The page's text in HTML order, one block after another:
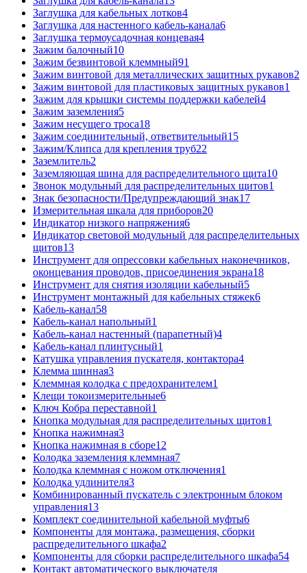
Заглушка для кабельных лотков4
Заглушка для настенного кабель-канала6
Заглушка термоусадочная концевая4
Зажим балочный10
Зажим безвинтовой клеммный91
Зажим винтовой для металлических защитных рукавов2
Зажим винтовой для пластиковых защитных рукавов1
Зажим для крышки системы поддержки кабелей4
Зажим заземления5
Зажим несущего троса18
Зажим соединительный, ответвительный15
Зажим/Клипса для крепления труб22
Заземлитель2
Заземляющая шина для распределительного щита10
Звонок модульный для распределительных щитов1
Знак безопасности/Предупреждающий знак17
Измерительная шкала для приборов20
Индикатор низкого напряжения6
Индикатор световой модульный для распределительных
щитов13
Инструмент для опрессовки кабельных наконечников,
оконцевания проводов, присоединения экрана18
Инструмент для снятия изоляции кабельный5
Инструмент монтажный для кабельных стяжек6
Кабель-канал58
Кабель-канал напольный1
Кабель-канал настенный (парапетный)4
Кабель-канал плинтусный1
Катушка управления пускателя, контактора4
Клемма шинная3
Клеммная колодка с предохранителем1
Клещи токоизмерительные6
Ключ Кобра переставной1
Кнопка модульная для распределительных щитов1
Кнопка нажимная3
Кнопка нажимная в сборе12
Колодка заземления клеммная7
Колодка клеммная с ножом отключения1
Колодка удлинителя3
Комбинированный пускатель с электронным блоком
управления13
Комплект соединительной кабельной муфты6
Компоненты для монтажа, размещения, сборки
распределительного шкафа2
Компоненты для сборки распределительного шкафа54
Контакт автоматического выключателя